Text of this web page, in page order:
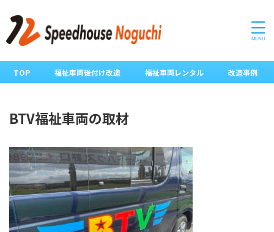
TOP 福祉車両後付け改造 福祉車両レンタル 改造事例
BTV福祉車両の取材